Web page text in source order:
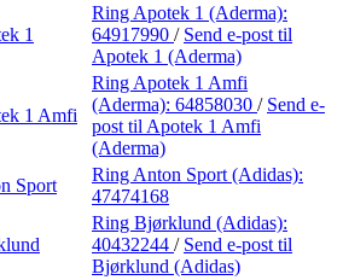
1
Ring Apotek 1 (Aderma):
64917990 / Send e-post til
Apotek 1 (Aderma)
1 Amfi
Ring Apotek 1 Amfi
(Aderma): 64858030 / Send e-
post til Apotek 1 Amfi
(Aderma)
Sport
Ring Anton Sport (Adidas):
47474168
Ring Bjørklund (Adidas):
40432244 / Send e-post til
Bjørklund (Adidas)